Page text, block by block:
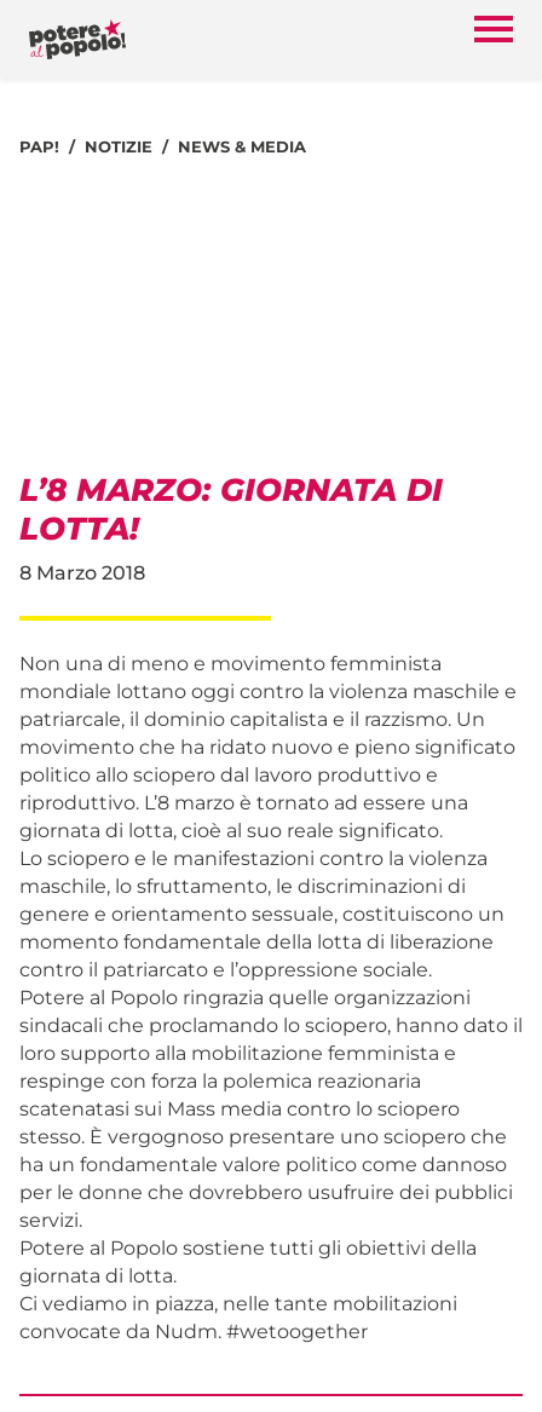
PAP! NOTIZIE NEWS & MEDIA
L’8 MARZO: GIORNATA DI
LOTTA!
8 Marzo 2018
Non una di meno e movimento femminista
mondiale lottano oggi contro la violenza maschile e
patriarcale, il dominio capitalista e il razzismo. Un
movimento che ha ridato nuovo e pieno significato
politico allo sciopero dal lavoro produttivo e
riproduttivo. L’8 marzo è tornato ad essere una
giornata di lotta, cioè al suo reale significato.
Lo sciopero e le manifestazioni contro la violenza
maschile, lo sfruttamento, le discriminazioni di
genere e orientamento sessuale, costituiscono un
momento fondamentale della lotta di liberazione
contro il patriarcato e l’oppressione sociale.
Potere al Popolo ringrazia quelle organizzazioni
sindacali che proclamando lo sciopero, hanno dato il
loro supporto alla mobilitazione femminista e
respinge con forza la polemica reazionaria
scatenatasi sui Mass media contro lo sciopero
stesso. È vergognoso presentare uno sciopero che
ha un fondamentale valore politico come dannoso
per le donne che dovrebbero usufruire dei pubblici
servizi.
Potere al Popolo sostiene tutti gli obiettivi della
giornata di lotta.
Ci vediamo in piazza, nelle tante mobilitazioni
convocate da Nudm. #wetoogether